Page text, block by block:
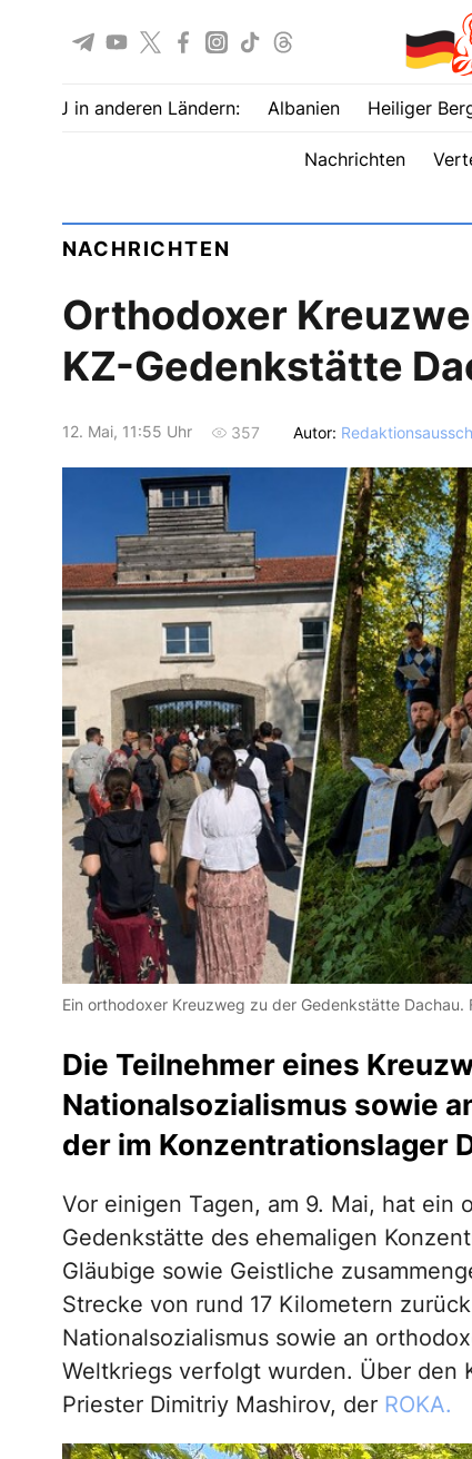
UOJ in anderen Ländern: Albanien Heiliger
Nachrichten
NACHRICHTEN
Orthodoxer
KZ-Gedenkstätte
12. Mai, 11:55 Uhr 357 Autor:
Ein orthodoxer Kreuzweg zu der Gedenkstätte Dachau.
Die Teilnehmer eines
Nationalsozialismus sowie
der im Konzentrationslager
Vor einigen Tagen, am 9. Mai, hat ein
Gedenkstätte des ehemaligen
Gläubige sowie Geistliche
Strecke von rund 17 Kilometern
Nationalsozialismus sowie an
Weltkriegs verfolgt wurden. Über den
Priester Dimitriy Mashirov, der ROKA.